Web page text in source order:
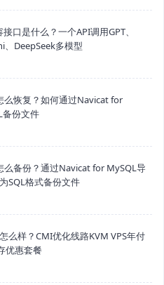
口是什么？一个API调用GPT、
、DeepSeek多模型
么恢复？如何通过Navicat for
备份文件
么备份？通过Navicat for MySQL导
SQL格式备份文件
么样？CMI优化线路KVM VPS年付
优惠套餐